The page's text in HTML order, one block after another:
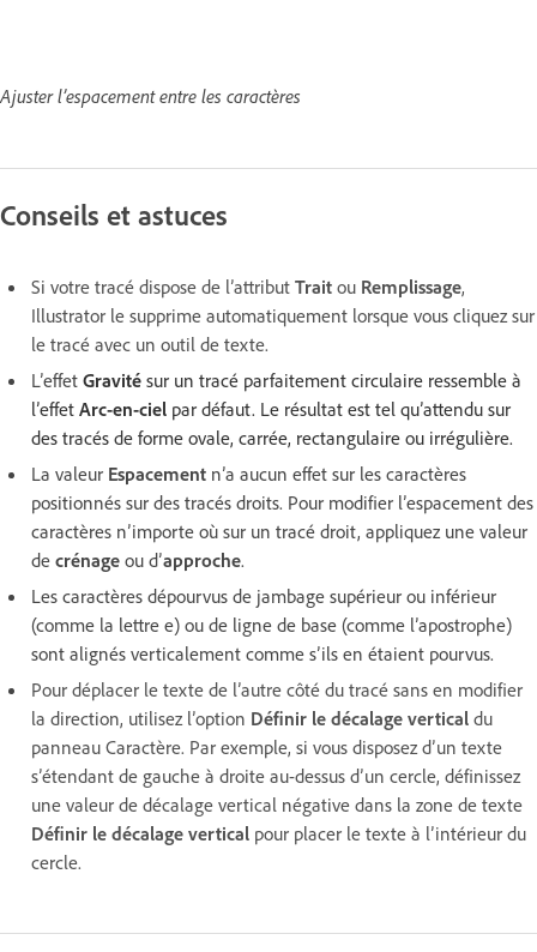
Ajuster l’espacement entre les caractères
Conseils et astuces
Si votre tracé dispose de l’attribut Trait ou Remplissage,
Illustrator le supprime automatiquement lorsque vous cliquez sur
le tracé avec un outil de texte.
L’effet Gravité sur un tracé parfaitement circulaire ressemble à
l’effet Arc-en-ciel par défaut. Le résultat est tel qu’attendu sur
des tracés de forme ovale, carrée, rectangulaire ou irrégulière.
La valeur Espacement n’a aucun effet sur les caractères
positionnés sur des tracés droits. Pour modifier l’espacement des
caractères n’importe où sur un tracé droit, appliquez une valeur
de crénage ou d’approche.
Les caractères dépourvus de jambage supérieur ou inférieur
(comme la lettre e) ou de ligne de base (comme l’apostrophe)
sont alignés verticalement comme s’ils en étaient pourvus.
Pour déplacer le texte de l’autre côté du tracé sans en modifier
la direction, utilisez l’option Définir le décalage vertical du
panneau Caractère. Par exemple, si vous disposez d’un texte
s’étendant de gauche à droite au-dessus d’un cercle, définissez
une valeur de décalage vertical négative dans la zone de texte
Définir le décalage vertical pour placer le texte à l’intérieur du
cercle.